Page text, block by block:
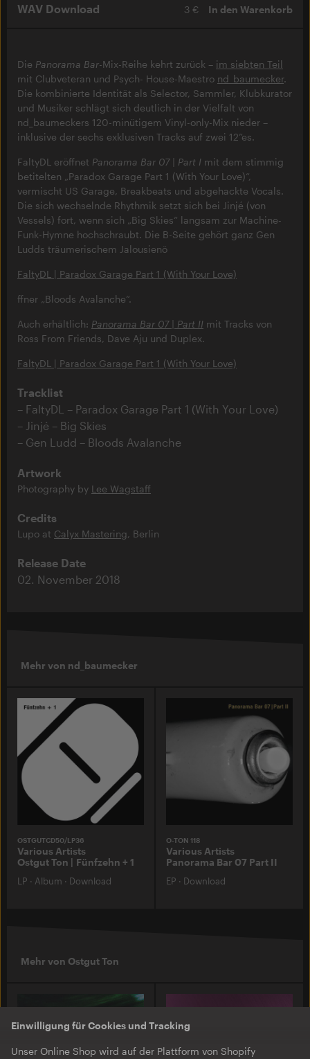
Einwilligung für Cookies und Tracking
Unser Online Shop wird auf der Plattform von Shopify
WAV Download 3 € In den Warenkorb
Die Panorama Bar-Mix-Reihe kehrt zurück – im siebten Teil
mit Clubveteran und Psych- House-Maestro nd_baumecker.
Die kombinierte Identität als Selector, Sammler, Klubkurator
und Musiker schlägt sich deutlich in der Vielfalt von
nd_baumeckers 120-minütigem Vinyl-only-Mix nieder –
inklusive der sechs exklusiven Tracks auf zwei 12”es.
FaltyDL eröffnet Panorama Bar 07 | Part I mit dem stimmig
betitelten „Paradox Garage Part 1 (With Your Love)“,
vermischt US Garage, Breakbeats und abgehackte Vocals.
Die sich wechselnde Rhythmik setzt sich bei Jinjé (von
Vessels) fort, wenn sich „Big Skies“ langsam zur Machine-
Funk-Hymne hochschraubt. Die B-Seite gehört ganz Gen
Ludds träumerischem Jalousienö
FaltyDL | Paradox Garage Part 1 (With Your Love)
ffner „Bloods Avalanche“.
Auch erhältlich: Panorama Bar 07 | Part II mit Tracks von
Ross From Friends, Dave Aju und Duplex.
FaltyDL | Paradox Garage Part 1 (With Your Love)
Tracklist
FaltyDL – Paradox Garage Part 1 (With Your Love)
Jinjé – Big Skies
Gen Ludd – Bloods Avalanche
Artwork
Photography by Lee Wagstaff
Credits
Lupo at Calyx Mastering, Berlin
Release Date
02. November 2018
Mehr von nd_baumecker
OSTGUTCD50/LP36
Various Artists
Ostgut Ton | Fünfzehn + 1
LP · Album · Download
O-TON 118
Various Artists
Panorama Bar 07 Part II
EP · Download
Mehr von Ostgut Ton